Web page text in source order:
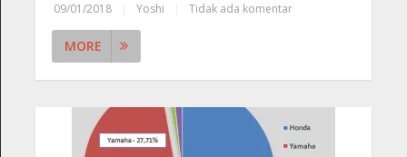
09/01/2018 Yoshi Tidak ada komentar
MORE